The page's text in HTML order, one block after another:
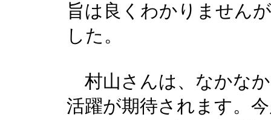
旨は良くわかりません
した。
村山さんは、なかな
活躍が期待されます。